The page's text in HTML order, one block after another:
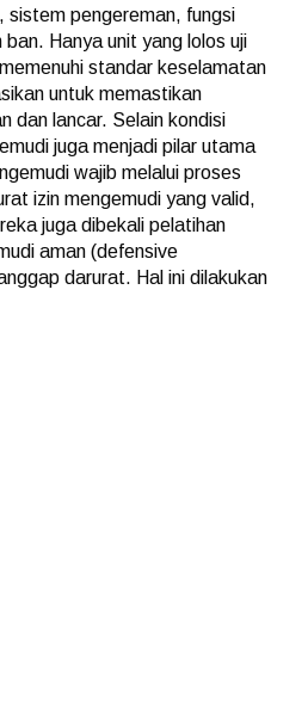
sistem pengereman, fungsi
ban. Hanya unit yang lolos uji
standar keselamatan
untuk memastikan
dan lancar. Selain kondisi
juga menjadi pilar utama
wajib melalui proses
izin mengemudi yang valid,
juga dibekali pelatihan
aman (defensive
darurat. Hal ini dilakukan